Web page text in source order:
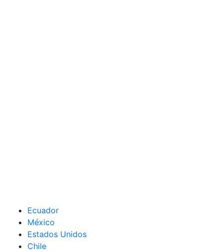
Ecuador
México
Estados Unidos
Chile